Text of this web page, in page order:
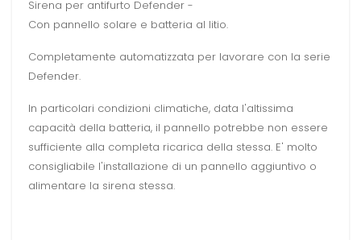
Sirena per antifurto Defender -
Con pannello solare e batteria al litio.
Completamente automatizzata per lavorare con la serie
Defender.
In particolari condizioni climatiche, data l'altissima
capacità della batteria, il pannello potrebbe non essere
sufficiente alla completa ricarica della stessa. E' molto
consigliabile l'installazione di un pannello aggiuntivo o
alimentare la sirena stessa.